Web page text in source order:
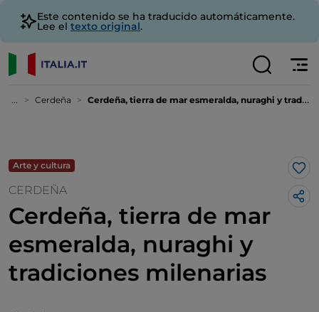
Este contenido se ha traducido automáticamente.
Lee el texto original.
... Cerdeña Cerdeña, tierra de mar esmeralda, nuraghi y tradiciones milenarias
Arte y cultura
CERDEÑA
Cerdeña, tierra de mar
esmeralda, nuraghi y
tradiciones milenarias
Me